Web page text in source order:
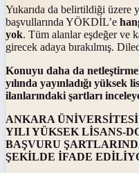
Yukarıda da belirtildiği üzere
başvullarında YÖKDİL’e
yok. Tüm alanlar eşdeğer ve
girecek adaya bırakılmış.
Konuyu daha da
yılında yayınladığı yüksek
ilanlarındaki şartları
ANKARA
YILI YÜKSEK LİSANS-
BAŞVURU
ŞEKİLDE İFADE